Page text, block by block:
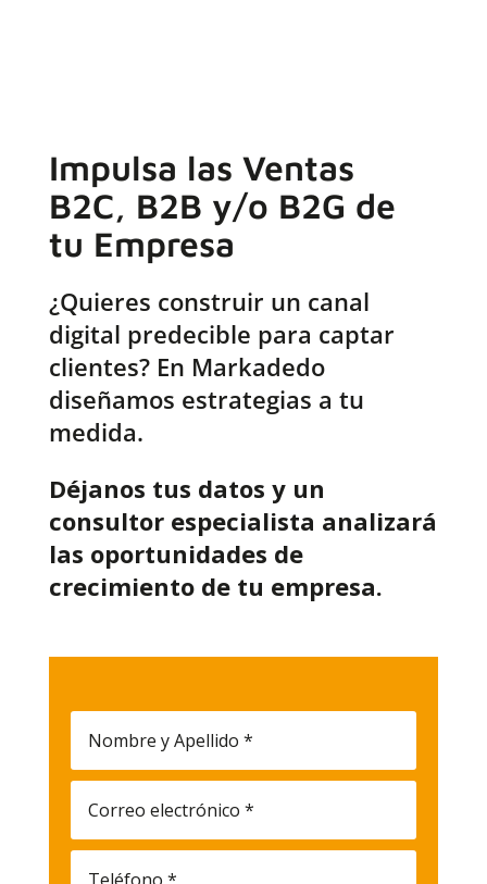
Impulsa las Ventas
B2C, B2B y/o B2G de
tu Empresa
¿Quieres construir un canal
digital predecible para captar
clientes? En Markadedo
diseñamos estrategias a tu
medida.
Déjanos tus datos y un
consultor especialista analizará
las oportunidades de
crecimiento de tu empresa.